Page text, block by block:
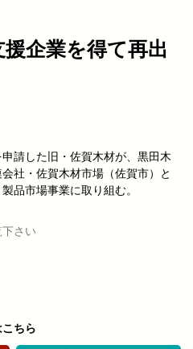
企業を得て再出
請した旧・佐賀木材が、黒田木
社・佐賀木材市場（佐賀市）と
品市場事業に取り組む。
さい
ちら